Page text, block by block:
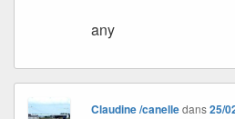
any
Claudine /canelledans25/